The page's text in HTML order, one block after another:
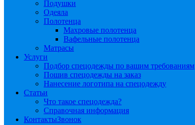
Подушки
Одеяла
Полотенца
Махровые полотенца
Вафельные полотенца
Матрасы
Услуги
Подбор спецодежды по вашим требованиям
Пошив спецодежды на заказ
Нанесение логотипа на спецодежду
Статьи
Что такое спецодежда?
Справочная информация
КонтактыЗвонок